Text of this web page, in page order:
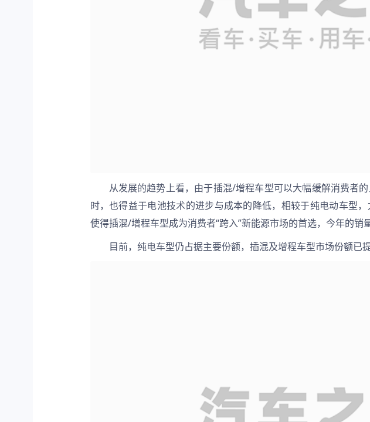
从发展的趋势上看，由于插混/增程车型可以大幅缓解消费者
时，也得益于电池技术的进步与成本的降低，相较于纯电动车型，
使得插混/增程车型成为消费者“跨入”新能源市场的首选，今年的销
目前，纯电车型仍占据主要份额，插混及增程车型市场份额已